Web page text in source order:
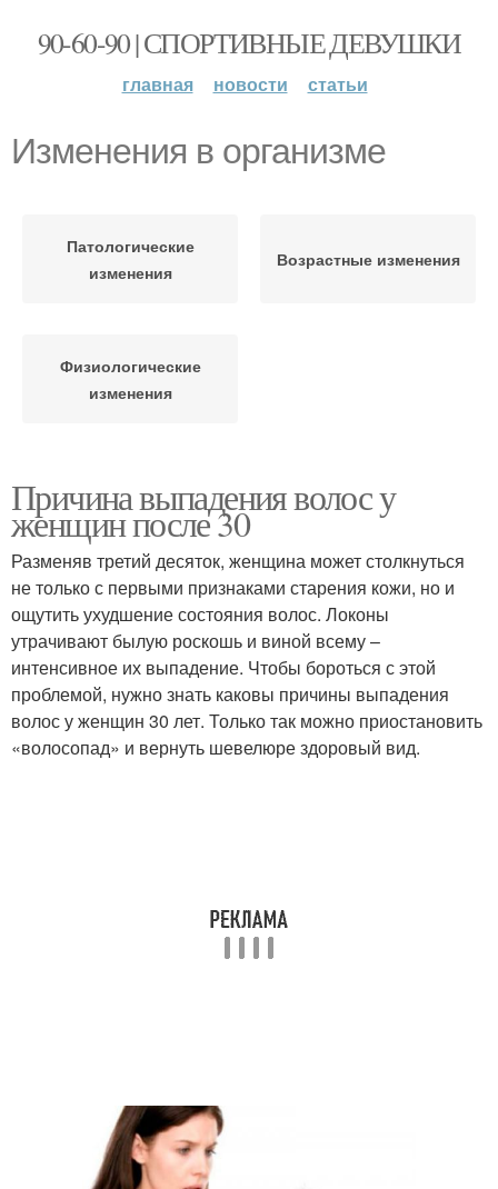
90-60-90 | СПОРТИВНЫЕ ДЕВУШКИ
главная новости статьи
Изменения в организме
Патологические
изменения
Возрастные изменения
Физиологические
изменения
Причина выпадения волос у
женщин после 30
Разменяв третий десяток, женщина может столкнуться
не только с первыми признаками старения кожи, но и
ощутить ухудшение состояния волос. Локоны
утрачивают былую роскошь и виной всему –
интенсивное их выпадение. Чтобы бороться с этой
проблемой, нужно знать каковы причины выпадения
волос у женщин 30 лет. Только так можно приостановить
«волосопад» и вернуть шевелюре здоровый вид.